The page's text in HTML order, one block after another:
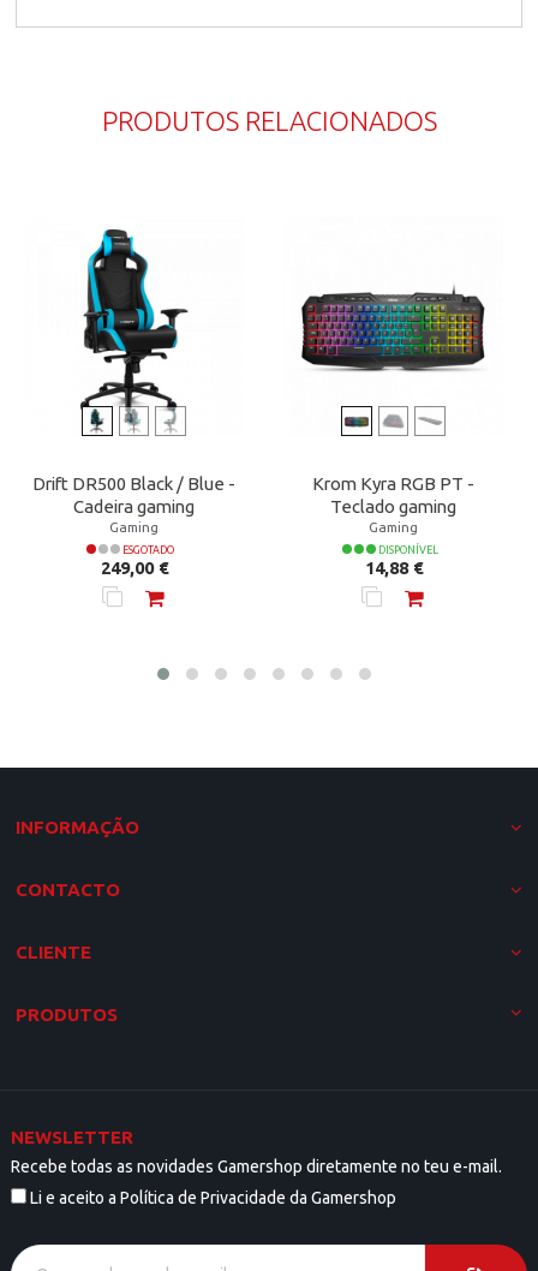
PRODUTOS RELACIONADOS
Drift DR500 Black / Blue -
Cadeira gaming
Gaming
ESGOTADO
Preço
249,00 €
Krom Kyra RGB PT -
Teclado gaming
Gaming
DISPONÍVEL
Preço
14,88 €
INFORMAÇÃO
CONTACTO
CLIENTE
PRODUTOS
NEWSLETTER
Recebe todas as novidades Gamershop diretamente no teu e-mail.
Li e aceito a Política de Privacidade da Gamershop